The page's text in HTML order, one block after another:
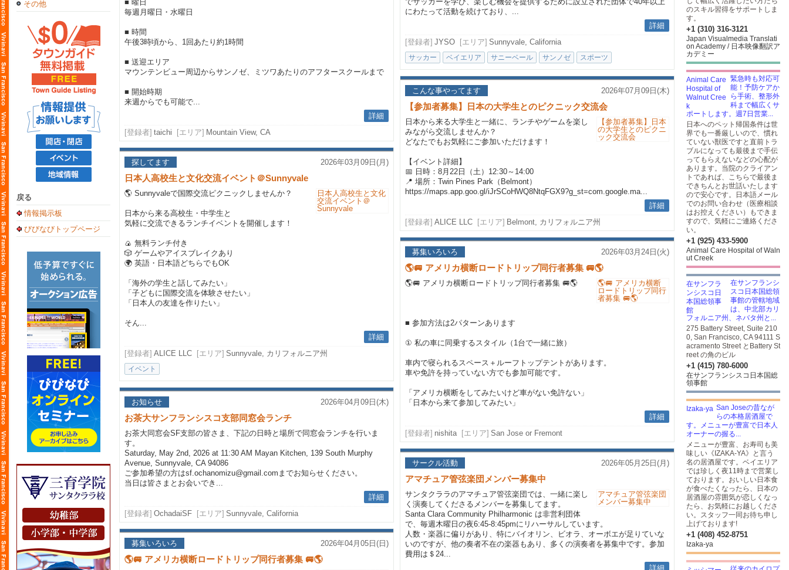
その他
戻る
情報掲示板
びびなびトップページ
■ 曜日
毎週月曜日・水曜日
■ 時間
午後3時頃から、1回あたり約1時間
■ 送迎エリア
マウンテンビュー周辺からサンノゼ、ミツワあたりのアフタースクールまで
■ 開始時期
来週からでも可能で...
詳細
[登録者] taichi [エリア] Mountain View, CA
探してます 2026年03月09日(月)
日本人高校生と文化交流イベント＠Sunnyvale
🌎 Sunnyvaleで国際交流ピクニックしませんか？
日本から来る高校生・中学生と
気軽に交流できるランチイベントを開催します！
🍙 無料ランチ付き
🎲 ゲームやアイスブレイクあり
🌍 英語・日本語どちらでもOK
「海外の学生と話してみたい」
「子どもに国際交流を体験させたい」
「日本人の友達を作りたい」
そん...
詳細
[登録者] ALICE LLC [エリア] Sunnyvale, カリフォルニア州
イベント
お知らせ 2026年04月09日(木)
お茶大サンフランシスコ支部同窓会ランチ
お茶大同窓会SF支部の皆さま、下記の日時と場所で同窓会ランチを行いま
す。
Saturday, May 2nd, 2026 at 11:30 AM Mayan Kitchen, 139 South Murphy
Avenue, Sunnyvale, CA 94086
ご参加希望の方はsf.ochanomizu@gmail.comまでお知らせください。
当日は皆さまとお会いでき...
詳細
[登録者] OchadaiSF [エリア] Sunnyvale, California
募集いろいろ 2026年04月05日(日)
🌎🚐 アメリカ横断ロードトリップ同行者募集 🚐🌎
にわたって活動を続けており、...
詳細
[登録者] JYSO [エリア] Sunnyvale, California
サッカー ベイエリア サニーベール サンノゼ スポーツ
こんな事やってます 2026年07月09日(木)
【参加者募集】日本の大学生とのピクニック交流会
日本から来る大学生と一緒に、ランチやゲームを楽し
みながら交流しませんか？
どなたでもお気軽にご参加いただけます！
【イベント詳細】
📅 日時：8月22日（土）12:30～14:00
📍 場所：Twin Pines Park（Belmont）
https://maps.app.goo.gl/iJrSCoHWQ8NtqFGX9?g_st=com.google.ma...
詳細
[登録者] ALICE LLC [エリア] Belmont, カリフォルニア州
募集いろいろ 2026年03月24日(火)
🌎🚐 アメリカ横断ロードトリップ同行者募集 🚐🌎
🌎🚐 アメリカ横断ロードトリップ同行者募集 🚐🌎
■ 参加方法は2パターンあります
① 私の車に同乗するスタイル（1台で一緒に旅）
車内で寝られるスペース＋ルーフトップテントがあります。
車や免許を持っていない方でも参加可能です。
「アメリカ横断をしてみたいけど車がない免許ない」
「日本から来て参加してみたい」
詳細
[登録者] nishita [エリア] San Jose or Fremont
サークル活動 2026年05月25日(月)
アマチュア管弦楽団メンバー募集中
サンタクララのアマチュア管弦楽団では、一緒に楽し
く演奏してくださるメンバーを募集してます。
Santa Clara Community Philharmonic は非営利団体
で、毎週木曜日の夜6:45-8:45pmにリハーサルしています。
人数・楽器に偏りがあり、特にバイオリン、ビオラ、オーボエが足りていな
いのですが、他の奏者不在の楽器もあり、多くの演奏者を募集中です。参加
費用は＄24...
詳細
のスキル習得をサポートしま
す。
+1 (310) 316-3121
Japan Visualmedia Translati
on Academy / 日本映像翻訳ア
カデミー
緊急時も対応可
能！予防ケアか
ら手術、整形外
科まで幅広くサ
ポートします。週7日営業...
日本へのペット帰国条件は世
界でも一番厳しいので、慣れ
ていない獣医ですと直前トラ
ブルになっても最後まで手伝
ってもらえないなどの心配が
あります。当院のクライアン
トであれば、こちらで最後ま
できちんとお世話いたします
ので安心です。日本語メール
でのお問い合わせ（医療相談
はお控えください）もできま
すので、気軽にご連絡くださ
い。
+1 (925) 433-5900
Animal Care Hospital of Waln
ut Creek
在サンフランシ
スコ日本国総領
事館の管轄地域
は、中北部カリ
フォルニア州、ネバタ州と...
275 Battery Street, Suite 210
0, San Francisco, CA 94111 S
acramento Street とBattery St
reet の角のビル
+1 (415) 780-6000
在サンフランシスコ日本国総
領事館
San Joseの昔なが
らの本格居酒屋で
す。メニューが豊富で日本人
オーナーの握る...
メニューが豊富、お寿司も美
味しい《IZAKA-YA》と言う
名の居酒屋です。ベイエリア
では珍しく夜11時まで営業し
ております。おいしい日本食
が食べたくなったら、日本の
居酒屋の雰囲気が恋しくなっ
たら、お気軽にお越しくださ
い。スタッフ一同お待ち申し
上げております!
+1 (408) 452-8751
Izaka-ya